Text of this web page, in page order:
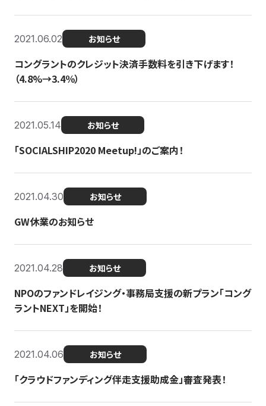
2021.06.02 お知らせ
コングラントのクレジット決済手数料を引き下げます！
（4.8%→3.4％）
2021.05.14 お知らせ
「SOCIALSHIP2020 Meetup!」のご案内！
2021.04.30 お知らせ
GW休業のお知らせ
2021.04.28 お知らせ
NPOのファンドレイジング・事務局支援の新プラン「コング
ラントNEXT」を開始！
2021.04.06 お知らせ
「クラウドファンディング伴走支援助成金」審査発表！